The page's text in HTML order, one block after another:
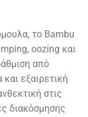
το Bambu
oozing και
από
εξαιρετική
στις
διακόσμησης